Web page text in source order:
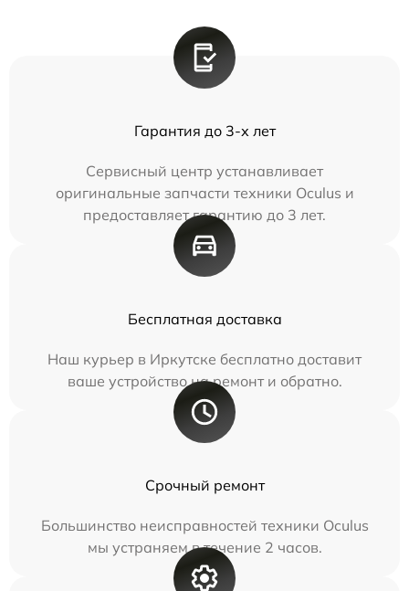
Гарантия до 3-х лет
Сервисный центр устанавливает
оригинальные запчасти техники Oculus и
предоставляет гарантию до 3 лет.
Бесплатная доставка
Наш курьер в Иркутске бесплатно доставит
ваше устройство на ремонт и обратно.
Срочный ремонт
Большинство неисправностей техники Oculus
мы устраняем в течение 2 часов.